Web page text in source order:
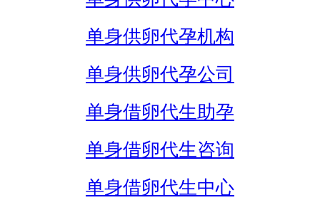
单身供卵代孕机构
单身供卵代孕公司
单身借卵代生助孕
单身借卵代生咨询
单身借卵代生中心